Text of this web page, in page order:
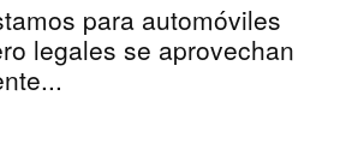
para automóviles
legales se aprovechan